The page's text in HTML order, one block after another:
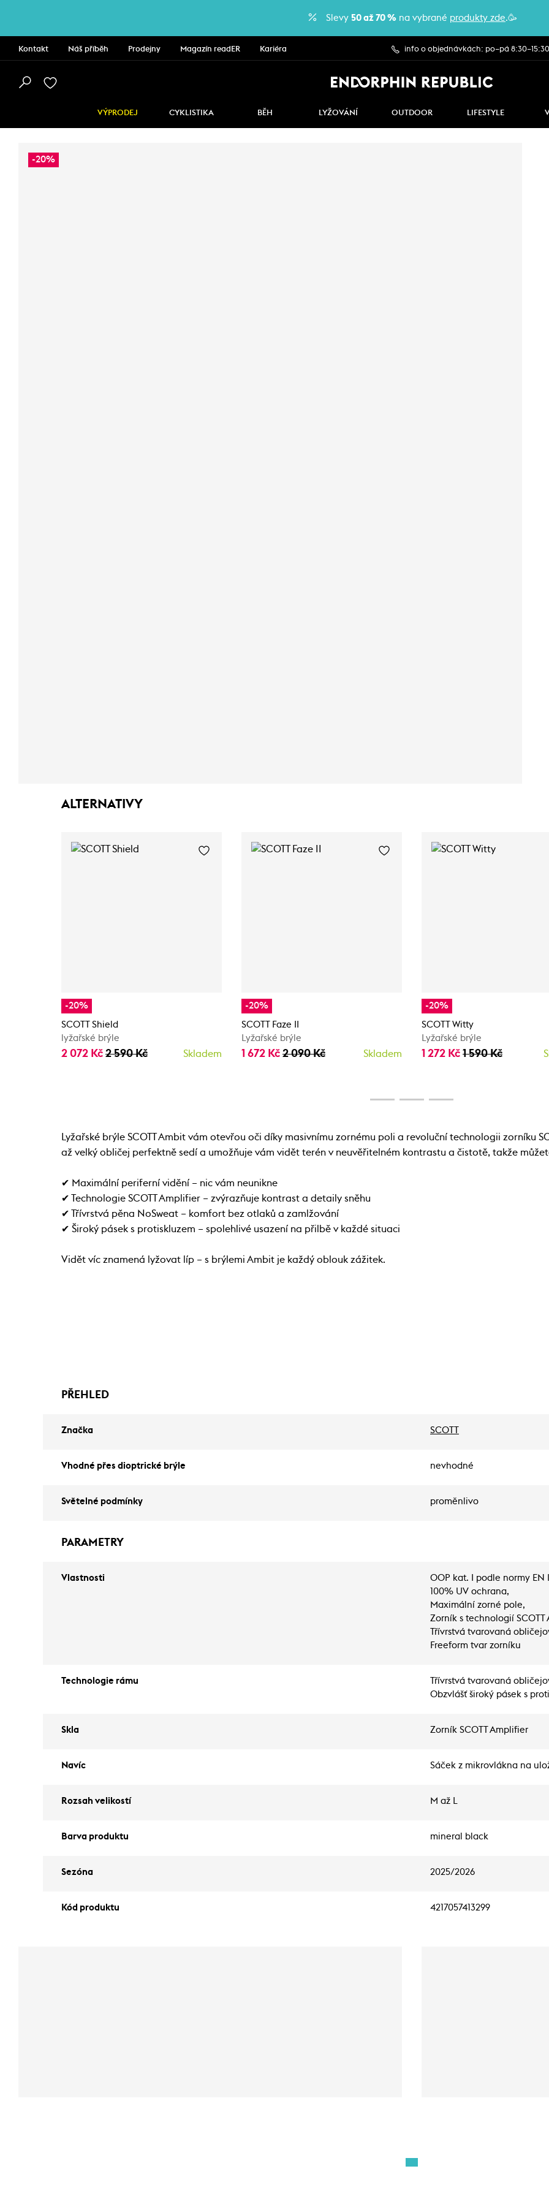
Slevy 50 až 70 % na vybrané produkty zde.🥳
Kontakt Náš příběh Prodejny Magazín readER Kariéra info o objednávkách: po–pá 8:30–15:30
VÝPRODEJ CYKLISTIKA BĚH LYŽOVÁNÍ OUTDOOR LIFESTYLE
-20%
ALTERNATIVY
-20%
SCOTT Shield
lyžařské brýle
2 072 Kč 2 590 Kč Skladem
-20%
SCOTT Faze II
Lyžařské brýle
1 672 Kč 2 090 Kč Skladem
-20%
SCOTT Witty
Lyžařské brýle
1 272 Kč 1 590 Kč
Lyžařské brýle SCOTT Ambit vám otevřou oči díky masivnímu zornému poli a revoluční technologii zorníku
až velký obličej perfektně sedí a umožňuje vám vidět terén v neuvěřitelném kontrastu a čistotě, takže
✔ Maximální periferní vidění – nic vám neunikne
✔ Technologie SCOTT Amplifier – zvýrazňuje kontrast a detaily sněhu
✔ Třívrstvá pěna NoSweat – komfort bez otlaků a zamlžování
✔ Široký pásek s protiskluzem – spolehlivé usazení na přilbě v každé situaci
Vidět víc znamená lyžovat líp – s brýlemi Ambit je každý oblouk zážitek.
PŘEHLED
Značka SCOTT
Vhodné přes dioptrické brýle nevhodné
Světelné podmínky proměnlivo
PARAMETRY
Vlastnosti
OOP kat. I podle normy EN
100% UV ochrana,
Maximální zorné pole,
Zorník s technologií SCOTT
Třívrstvá tvarovaná
Freeform tvar zorníku
Technologie rámu
Třívrstvá tvarovaná
Obzvlášť široký pásek s
Skla Zorník SCOTT Amplifier
Navíc Sáček z mikrovlákna na
Rozsah velikostí M až L
Barva produktu mineral black
Sezóna 2025/2026
Kód produktu 4217057413299